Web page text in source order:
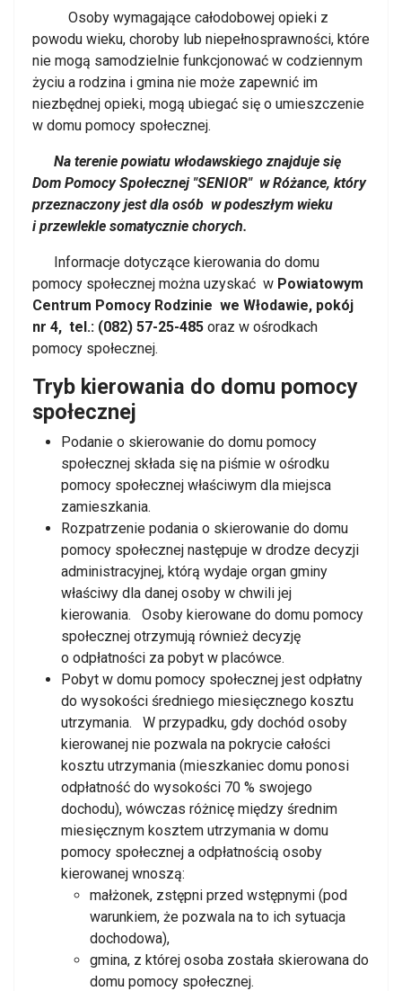
Osoby wymagające całodobowej opieki z
powodu wieku, choroby lub niepełnosprawności, które
nie mogą samodzielnie funkcjonować w codziennym
życiu a rodzina i gmina nie może zapewnić im
niezbędnej opieki, mogą ubiegać się o umieszczenie
w domu pomocy społecznej.
Na terenie powiatu włodawskiego znajduje się
Dom Pomocy Społecznej "SENIOR" w Różance, który
przeznaczony jest dla osób w podeszłym wieku
i przewlekle somatycznie chorych.
Informacje dotyczące kierowania do domu
pomocy społecznej można uzyskać w Powiatowym
Centrum Pomocy Rodzinie we Włodawie, pokój
nr 4, tel.: (082) 57-25-485 oraz w ośrodkach
pomocy społecznej.
Tryb kierowania do domu pomocy
społecznej
Podanie o skierowanie do domu pomocy
społecznej składa się na piśmie w ośrodku
pomocy społecznej właściwym dla miejsca
zamieszkania.
Rozpatrzenie podania o skierowanie do domu
pomocy społecznej następuje w drodze decyzji
administracyjnej, którą wydaje organ gminy
właściwy dla danej osoby w chwili jej
kierowania. Osoby kierowane do domu pomocy
społecznej otrzymują również decyzję
o odpłatności za pobyt w placówce.
Pobyt w domu pomocy społecznej jest odpłatny
do wysokości średniego miesięcznego kosztu
utrzymania. W przypadku, gdy dochód osoby
kierowanej nie pozwala na pokrycie całości
kosztu utrzymania (mieszkaniec domu ponosi
odpłatność do wysokości 70 % swojego
dochodu), wówczas różnicę między średnim
miesięcznym kosztem utrzymania w domu
pomocy społecznej a odpłatnością osoby
kierowanej wnoszą:
małżonek, zstępni przed wstępnymi (pod
warunkiem, że pozwala na to ich sytuacja
dochodowa),
gmina, z której osoba została skierowana do
domu pomocy społecznej.